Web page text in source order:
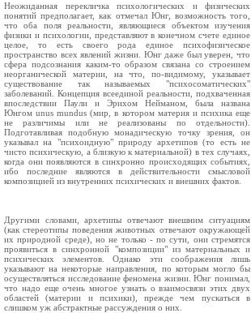
Неожиданная перекличка психологических и физических
понятий предполагает, как отмечал Юнг, возможность того,
что оба поля реальности, являющиеся объектом изучения
физики и психологии, представляют в конечном счете единое
целое, то есть своего рода единое психофизическое
пространство всех явлений жизни. Юнг даже был уверен, что
сфера подсознания каким-то образом связана со строением
неорганической материи, на что, по-видимому, указывает
существование так называемых "психосоматических"
заболеваний. Концепция всеединой реальности, подхваченная
впоследствии Паули и Эрихом Нейманом, была названа
Юнгом unus mundus (мир, в котором материя и психика еще
не различимы или не реализованы по отдельности).
Подготавливая подобную монадическую точку зрения, он
указывал на "психоидную" природу архетипов (то есть не
чисто психическую, а близкую к материальной) в тех случаях,
когда они появляются в синхронно происходящих событиях,
ибо последние являются в действительности смысловой
композицией из внутренних психических и внешних фактов.
Другими словами, архетипы отвечают внешним ситуациям
(как стереотипы поведения животных отвечают окружающей
их природной среде), но не только - по сути, они стремятся
проявиться в синхронной "композиции" из материальных и
психических элементов. Однако эти соображения лишь
указывают на некоторые направления, по которым могло бы
осуществляться исследование феномена жизни. Юнг понимал,
что надо еще очень многое узнать о взаимосвязи этих двух
областей (материи и психики), прежде чем пускаться в
слишком уж абстрактные рассуждения о них.